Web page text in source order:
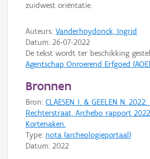
Aanmeldenzuidwest oriëntatie.
Auteurs: Vanderhoydonck, Ingrid
Datum: 26-07-2022
De tekst wordt ter beschikking
Agentschap Onroerend Erfgoed (AOE)
Bronnen
Bron: CLAESEN J. & GEELEN N.
Rechterstraat, Archebo rapport
Kortenaken.
Type: nota (archeologieportaal)
Datum: 2022